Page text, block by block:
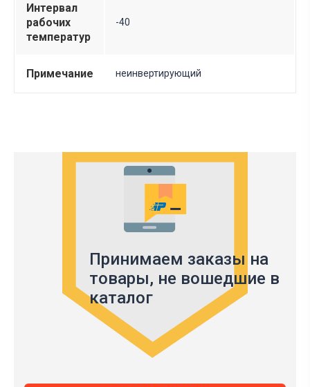
Интервал
рабочих
температур
-40
Примечание неинвертирующий
Принимаем заказы на
товары, не вошедшие в
каталог